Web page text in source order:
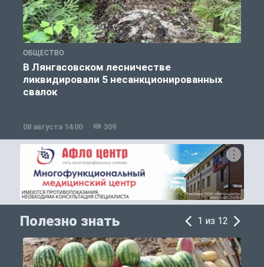
ОБЩЕСТВО
В Лянгасовском лесничестве
ликвидировали 5 несанкционированных
свалок
08 августа 14:00 309
Полезно знать 1 из 12